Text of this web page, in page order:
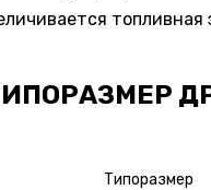
Типоразмер